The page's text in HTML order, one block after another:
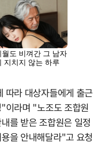
따라 대상자들에게 출근
이라며 "노조도 조합원
를 받은 조합원은 일정
을 안내해달라"고 요청